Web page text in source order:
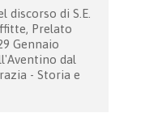
di S.E.
Prelato
Gennaio
dal
- Storia e